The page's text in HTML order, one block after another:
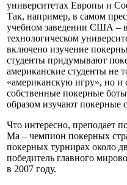
университетах Европы и
Так, например, в самом
учебном заведении США –
технологическом
включено изучение
студенты придумывают
американские студенты не
«американскую игру», но и
собственные покерные
образом изучают покерные
Что интересно, преподает
Ма – чемпион покерных
покерных турнирах около
победитель главного
в 2007 году.